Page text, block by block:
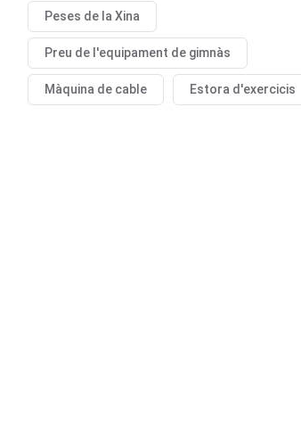
Peses de la Xina
Preu de l'equipament de gimnàs
Màquina de cable Estora d'exercicis